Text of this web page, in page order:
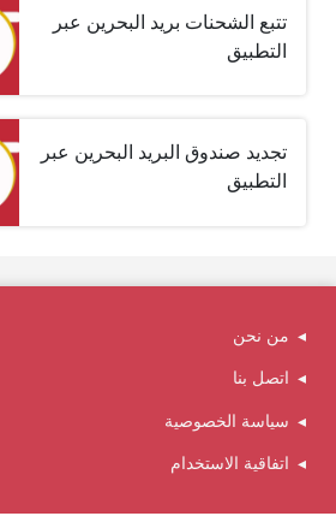
تتبع الشحنات بريد البحرين عبر
التطبيق
تجديد صندوق البريد البحرين عبر
التطبيق
من نحن
اتصل بنا
سياسة الخصوصية
اتفاقية الاستخدام